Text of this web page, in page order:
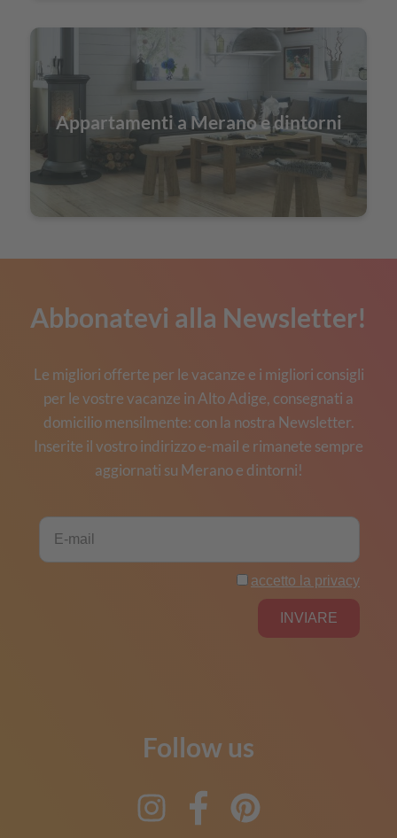
Appartamenti a Merano e dintorni
Abbonatevi alla Newsletter!
Le migliori offerte per le vacanze e i migliori consigli
per le vostre vacanze in Alto Adige, consegnati a
domicilio mensilmente: con la nostra Newsletter.
Inserite il vostro indirizzo e-mail e rimanete sempre
aggiornati su Merano e dintorni!
Follow us
InstagramFacebook